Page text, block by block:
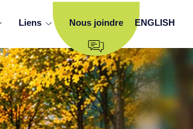
Liens Nous joindre ENGLISH